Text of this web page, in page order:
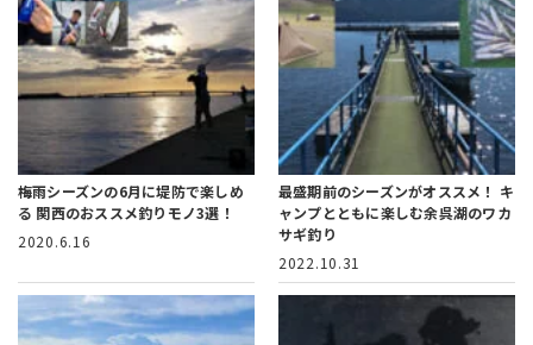
梅雨シーズンの6月に堤防で楽しめ
る 関西のおススメ釣りモノ3選！
2020.6.16
最盛期前のシーズンがオススメ！ キ
ャンプとともに楽しむ余呉湖のワカ
サギ釣り
2022.10.31